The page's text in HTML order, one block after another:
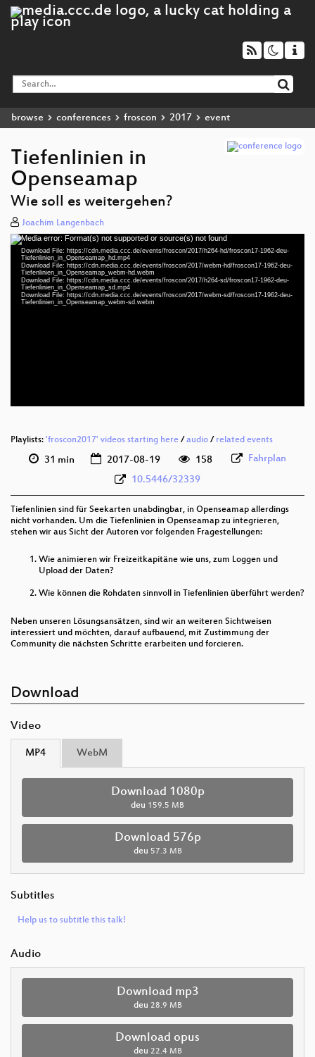
browse conferences froscon 2017 event
Tiefenlinien in
Openseamap
Wie soll es weitergehen?
Joachim Langenbach
Video
Player
Media error: Format(s) not supported or source(s) not found
Download File: https://cdn.media.ccc.de/events/froscon/2017/h264-hd/froscon17-1962-deu-
Tiefenlinien_in_Openseamap_hd.mp4
Download File: https://cdn.media.ccc.de/events/froscon/2017/webm-hd/froscon17-1962-deu-
Tiefenlinien_in_Openseamap_webm-hd.webm
Download File: https://cdn.media.ccc.de/events/froscon/2017/h264-sd/froscon17-1962-deu-
Tiefenlinien_in_Openseamap_sd.mp4
Download File: https://cdn.media.ccc.de/events/froscon/2017/webm-sd/froscon17-1962-deu-
Tiefenlinien_in_Openseamap_webm-sd.webm
Playlists: 'froscon2017' videos starting here /audio / related events
31 min 2017-08-19 158
Fahrplan
10.5446/32339
Tiefenlinien sind für Seekarten unabdingbar, in Openseamap allerdings
nicht vorhanden. Um die Tiefenlinien in Openseamap zu integrieren,
stehen wir aus Sicht der Autoren vor folgenden Fragestellungen:
Wie animieren wir Freizeitkapitäne wie uns, zum Loggen und
Upload der Daten?
Wie können die Rohdaten sinnvoll in Tiefenlinien überführt werden?
Neben unseren Lösungsansätzen, sind wir an weiteren Sichtweisen
interessiert und möchten, darauf aufbauend, mit Zustimmung der
Community die nächsten Schritte erarbeiten und forcieren.
Download
Video
MP4 WebM
Download 1080p
deu 159.5 MB
Download 576p
deu 57.3 MB
Subtitles
Help us to subtitle this talk!
Audio
Download mp3
deu 28.9 MB
Download opus
deu 22.4 MB